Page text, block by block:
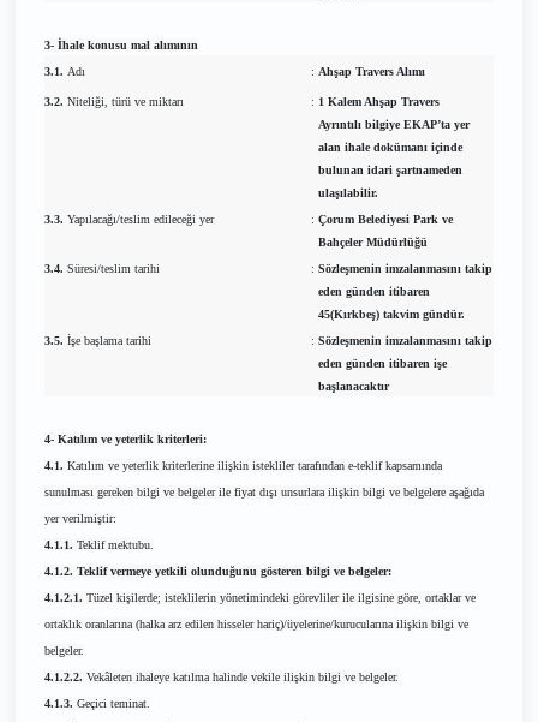
3- İhale konusu mal alımının
3.1. Adı : Ahşap Travers Alımı
3.2. Niteliği, türü ve miktarı : 1 Kalem Ahşap Travers
Ayrıntılı bilgiye EKAP’ta yer
alan ihale dokümanı içinde
bulunan idari şartnameden
ulaşılabilir.
3.3. Yapılacağı/teslim edileceği yer : Çorum Belediyesi Park ve
Bahçeler Müdürlüğü
3.4. Süresi/teslim tarihi : Sözleşmenin imzalanmasını takip
eden günden itibaren
45(Kırkbeş) takvim gündür.
3.5. İşe başlama tarihi : Sözleşmenin imzalanmasını takip
eden günden itibaren işe
başlanacaktır
4- Katılım ve yeterlik kriterleri:
4.1. Katılım ve yeterlik kriterlerine ilişkin istekliler tarafından e-teklif kapsamında
sunulması gereken bilgi ve belgeler ile fiyat dışı unsurlara ilişkin bilgi ve belgelere aşağıda
yer verilmiştir:
4.1.1. Teklif mektubu.
4.1.2. Teklif vermeye yetkili olunduğunu gösteren bilgi ve belgeler:
4.1.2.1. Tüzel kişilerde; isteklilerin yönetimindeki görevliler ile ilgisine göre, ortaklar ve
ortaklık oranlarına (halka arz edilen hisseler hariç)/üyelerine/kurucularına ilişkin bilgi ve
belgeler.
4.1.2.2. Vekâleten ihaleye katılma halinde vekile ilişkin bilgi ve belgeler.
4.1.3. Geçici teminat.